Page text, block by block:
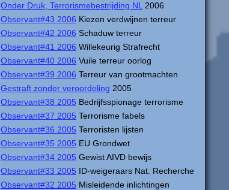
Onder Druk, Terrorismebestrijding NL 2006
Observant#43 2006 Kiezen verdwijnen terreur
Observant#42 2006 Schaduw terreur
Observant#41 2006 Willekeurig Strafrecht
Observant#40 2006 Vuile terreur oorlog
Observant#39 2006 Terreur van grootmachten
Gestraft zonder veroordeling 2005
Observant#38 2005 Bedrijfsspionage terrorisme
Observant#37 2005 Terrorisme fabels
Observant#36 2005 Terroristen lijsten
Observant#35 2005 EU Grondwet
Observant#34 2005 Gewist AIVD bewijs
Observant#33 2005 ID-weigeraars Nat. Recherche
Observant#32 2005 Misleidende inlichtingen